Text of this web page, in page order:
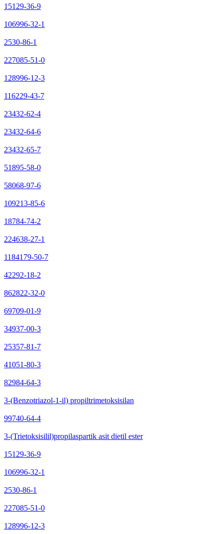
15129-36-9
106996-32-1
2530-86-1
227085-51-0
128996-12-3
116229-43-7
23432-62-4
23432-64-6
23432-65-7
51895-58-0
58068-97-6
109213-85-6
18784-74-2
224638-27-1
1184179-50-7
42292-18-2
862822-32-0
69709-01-9
34937-00-3
25357-81-7
41051-80-3
82984-64-3
3-(Benzotriazol-1-il) propiltrimetoksisilan
99740-64-4
3-(Trietoksisilil)propilaspartik asit dietil ester
15129-36-9
106996-32-1
2530-86-1
227085-51-0
128996-12-3